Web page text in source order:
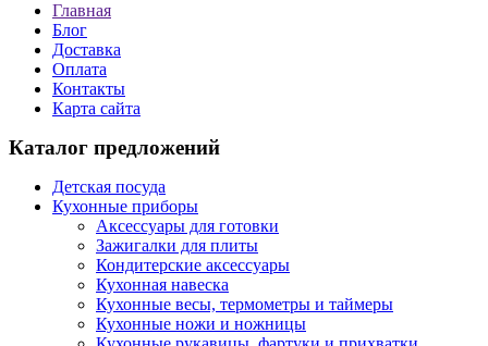
Главная
Блог
Доставка
Оплата
Контакты
Карта сайта
Каталог предложений
Детская посуда
Кухонные приборы
Аксессуары для готовки
Зажигалки для плиты
Кондитерские аксессуары
Кухонная навеска
Кухонные весы, термометры и таймеры
Кухонные ножи и ножницы